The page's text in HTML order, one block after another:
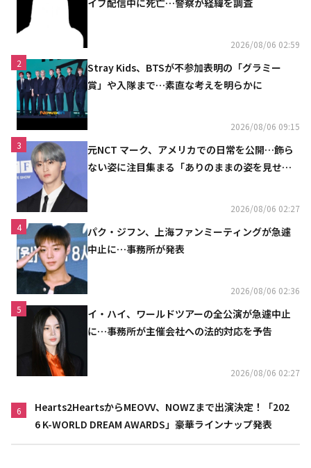
イブ配信中に死亡…警察が経緯を調査
2026/08/06 02:59
2
Stray Kids、BTSが不参加表明の「グラミー
賞」や入隊まで…素直な考えを明らかに
2026/08/06 09:15
3
元NCT マーク、アメリカでの日常を公開…飾ら
ない姿に注目集まる「ありのままの姿を見せた
2026/08/06 02:27
4
パク・ジフン、上海ファンミーティングが急遽
中止に…事務所が発表
2026/08/06 02:36
5
イ・ハイ、ワールドツアーの全公演が急遽中止
に…事務所が主催会社への法的対応を予告
2026/08/06 02:27
6
Hearts2HeartsからMEOVV、NOWZまで出演決定！「202
6 K-WORLD DREAM AWARDS」豪華ラインナップ発表